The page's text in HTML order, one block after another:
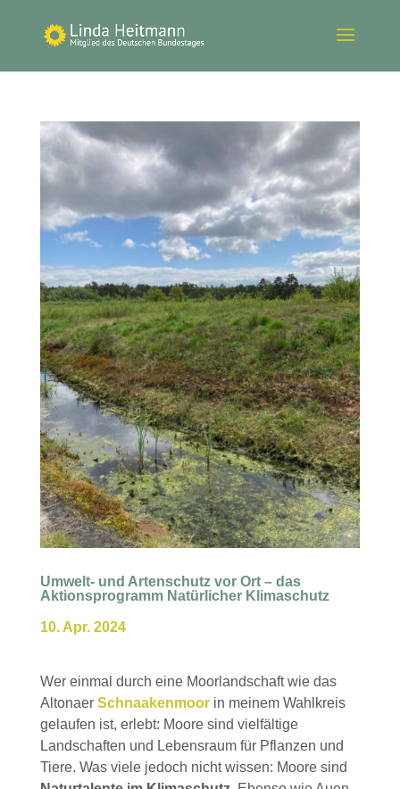
Umwelt- und Artenschutz vor Ort – das
Aktionsprogramm Natürlicher Klimaschutz
10. Apr. 2024
Wer einmal durch eine Moorlandschaft wie das
Altonaer Schnaakenmoor in meinem Wahlkreis
gelaufen ist, erlebt: Moore sind vielfältige
Landschaften und Lebensraum für Pflanzen und
Tiere. Was viele jedoch nicht wissen: Moore sind